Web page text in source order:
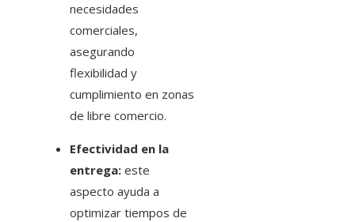
necesidades
comerciales,
asegurando
flexibilidad y
cumplimiento en zonas
de libre comercio.
Efectividad en la
entrega: este
aspecto ayuda a
optimizar tiempos de